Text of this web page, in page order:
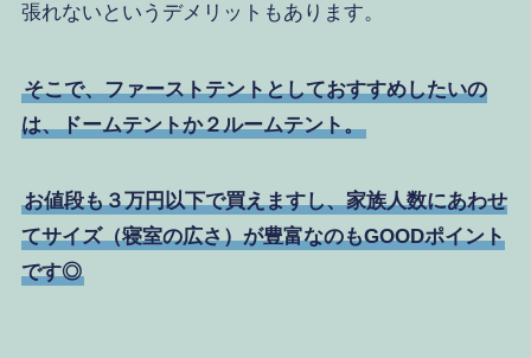
張れないというデメリットもあります。
そこで、ファーストテントとしておすすめしたいの
は、ドームテントか２ルームテント。
お値段も３万円以下で買えますし、家族人数にあわせ
てサイズ（寝室の広さ）が豊富なのもGOODポイント
です◎